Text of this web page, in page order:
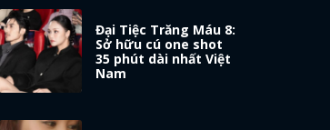
Đại Tiệc Trăng Máu 8:
Sở hữu cú one shot
35 phút dài nhất Việt
Nam